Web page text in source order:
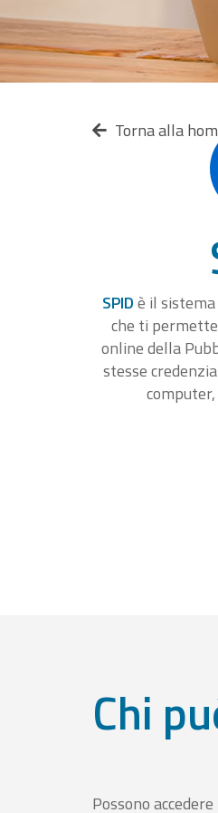
Torna alla
SPIDè il
che ti
online della
stesse
Chi
Possono